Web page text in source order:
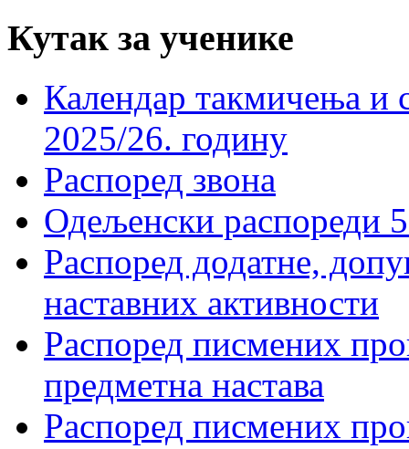
Кутак за ученике
Календар такмичења
2025/26. годину
Распоред звона
Одељенски распореди
Распоред додатне,
наставних активности
Распоред писмених
предметна настава
Распоред писмених